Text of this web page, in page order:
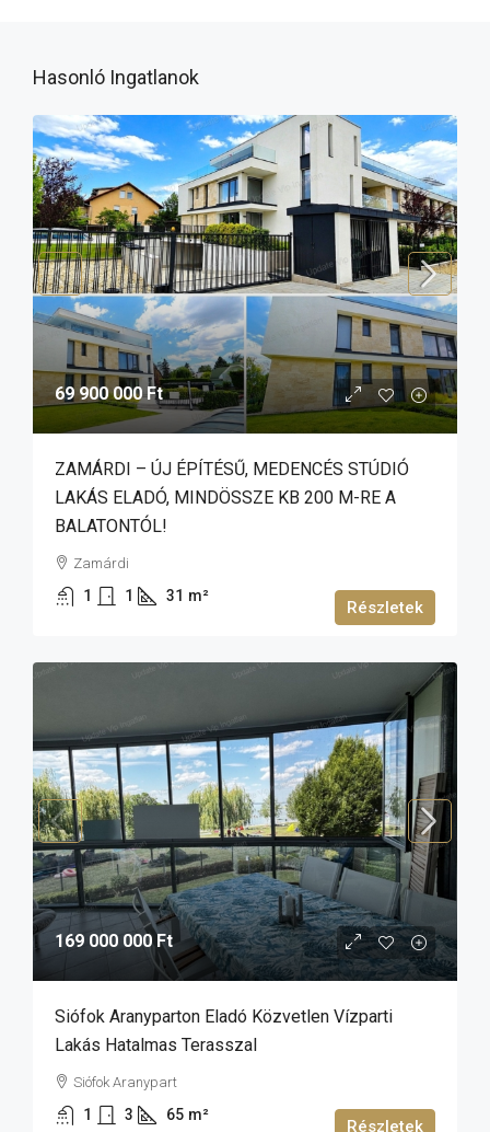
Hasonló Ingatlanok
69 900 000 Ft
ZAMÁRDI – ÚJ ÉPÍTÉSŰ, MEDENCÉS STÚDIÓ
LAKÁS ELADÓ, MINDÖSSZE KB 200 M-RE A
BALATONTÓL!
Zamárdi
1 1 31 m²
Részletek
169 000 000 Ft
Siófok Aranyparton Eladó Közvetlen Vízparti
Lakás Hatalmas Terasszal
Siófok Aranypart
1 3 65 m²
Részletek